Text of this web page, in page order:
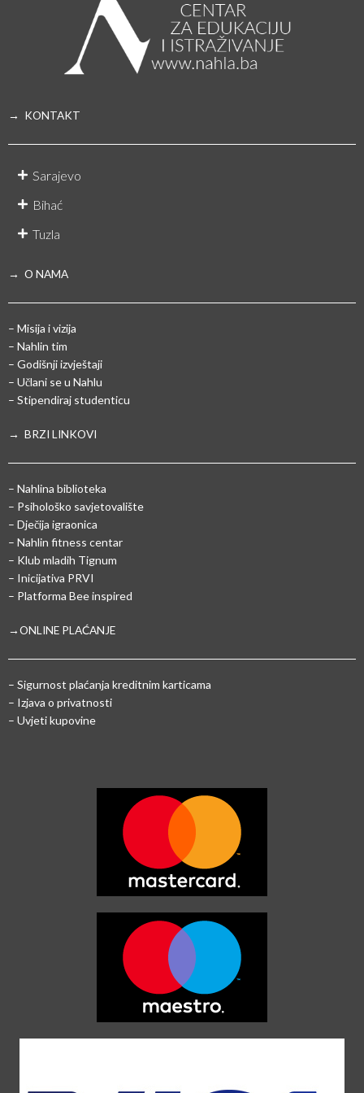
→ KONTAKT
Sarajevo
Bihać
Tuzla
→ O NAMA
– Misija i vizija
– Nahlin tim
– Godišnji izvještaji
– Učlani se u Nahlu
– Stipendiraj studenticu
→ BRZI LINKOVI
– Nahlina biblioteka
– Psihološko savjetovalište
– Dječija igraonica
– Nahlin fitness centar
– Klub mladih Tignum
– Inicijativa PRVI
– Platforma Bee inspired
→ONLINE PLAĆANJE
– Sigurnost plaćanja kreditnim karticama
– Izjava o privatnosti
– Uvjeti kupovine